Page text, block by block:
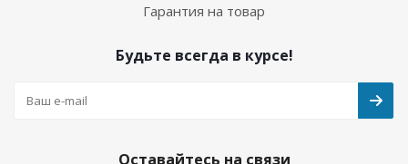
Гарантия на товар
Будьте всегда в курсе!
Оставайтесь на связи